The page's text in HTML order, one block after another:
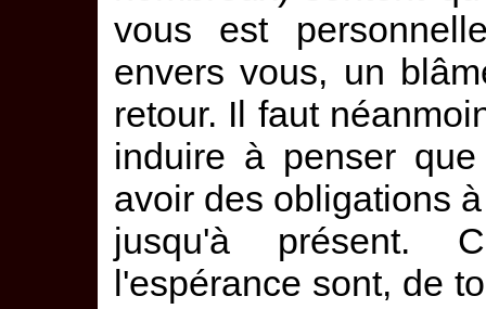
vous est
envers vous, un
retour. Il faut
induire à penser
avoir des obligations
jusqu'à présent.
l'espérance sont, de